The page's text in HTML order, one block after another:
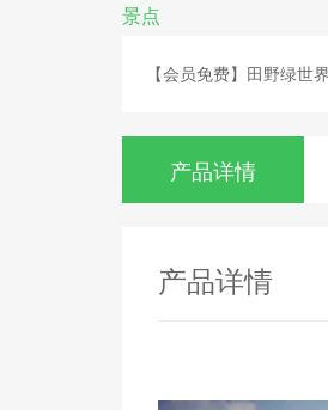
景点
【会员免费】田野绿世
产品详情
产品详情